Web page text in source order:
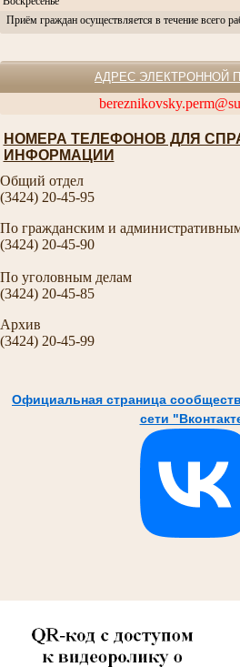
Приём граждан осуществляется в течение всего
АДРЕС ЭЛЕКТРОННОЙ
НОМЕРА ТЕЛЕФОНОВ ДЛЯ
ИНФОРМАЦИИ
Общий отдел
(3424) 20-45-95
По гражданским и
(3424) 20-45-90
По уголовным делам
(3424) 20-45-85
Архив
(3424) 20-45-99
Официальная страница
сети